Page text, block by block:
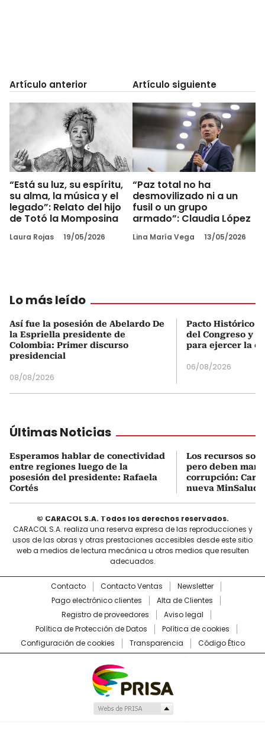
Artículo anterior
“Está su luz, su espíritu,
su alma, la música y el
legado”: Relato del hijo
de Totó la Momposina
Laura Rojas 19/05/2026
Artículo siguiente
“Paz total no ha
desmovilizado ni a un
fusil o un grupo
armado”: Claudia López
Lina María Vega 13/05/2026
Lo más leído
Así fue la posesión de Abelardo De
la Espriella presidente de
Colombia: Primer discurso
presidencial
08/08/2026
Pacto Histórico
del Congreso y
para ejercer la
06/08/2026
Últimas Noticias
Esperamos hablar de conectividad
entre regiones luego de la
posesión del presidente: Rafaela
Cortés
Los recursos
pero deben
corrupción:
nueva MinSalud
© CARACOL S.A. Todos los derechos reservados.
CARACOL S.A. realiza una reserva expresa de las reproducciones y
usos de las obras y otras prestaciones accesibles desde este sitio
web a medios de lectura mecánica u otros medios que resulten
adecuados.
Contacto Contacto Ventas
Newsletter
Pago electrónico clientes
Alta de Clientes
Registro de proveedores
Aviso legal
Política de Protección de Datos
Política de cookies
Configuración de cookies
Transparencia Código Ético